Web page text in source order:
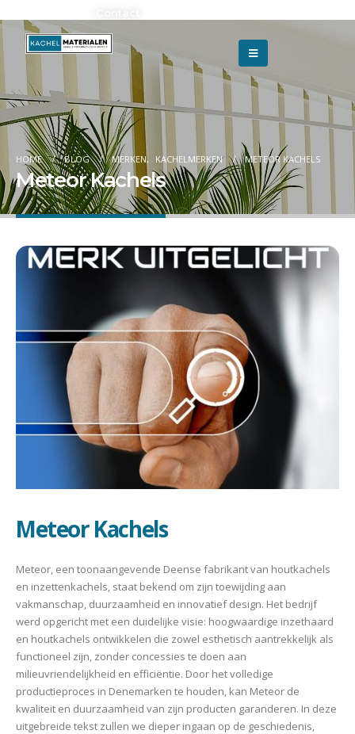
HOME BLOG MERKEN, KACHELMERKEN METEOR KACHELS
Meteor Kachels
Meteor Kachels
Meteor, een toonaangevende Deense fabrikant van houtkachels
en inzettenkachels, staat bekend om zijn toewijding aan
vakmanschap, duurzaamheid en innovatief design. Het bedrijf
werd opgericht met een duidelijke visie: hoogwaardige inzethaard
en houtkachels ontwikkelen die zowel esthetisch aantrekkelijk als
functioneel zijn, zonder concessies te doen aan
milieuvriendelijkheid en efficiëntie. Door het volledige
productieproces in Denemarken te houden, kan Meteor de
kwaliteit en duurzaamheid van zijn producten garanderen. In deze
uitgebreide tekst zullen we dieper ingaan op de geschiedenis,